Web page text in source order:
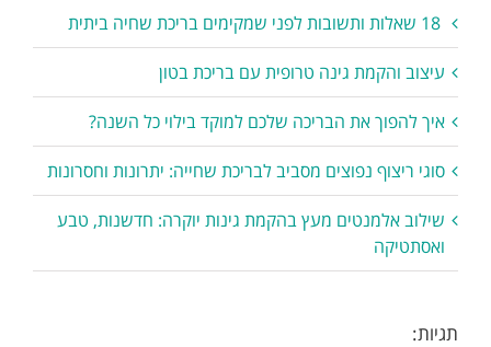
עיצוב והקמת גינה טרופית עם בריכת בטון
איך להפוך את הבריכה שלכם למוקד בילוי כל השנה?
סוגי ריצוף נפוצים מסביב לבריכת שחייה: יתרונות וחסרונות
שילוב אלמנטים מעץ בהקמת גינות יוקרה: חדשנות, טבע
ואסתטיקה
תגיות: